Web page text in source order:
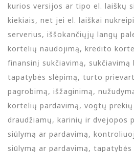
kurios versijos ar tipo el. laiškų
kiekiais, net jei el. laiškai
serverius, iššokančiųjų langų
kortelių naudojimą, kredito
finansinį sukčiavimą,
tapatybės slėpimą, turto
pagrobimą, išžaginimą,
kortelių pardavimą, vogtų prekių
draudžiamų, karinių ir dvejopos
siūlymą ar pardavimą,
siūlymą ar pardavimą,